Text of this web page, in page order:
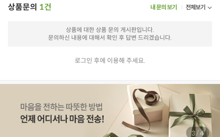
상품문의 1건 내 문의 보기 전체보기
상품에 대한 상품 문의 게시판입니다.
문의하신 내용에 대해서 확인 후 답변 드리겠습니다.
로그인 후에 이용해 주세요.
3 /4